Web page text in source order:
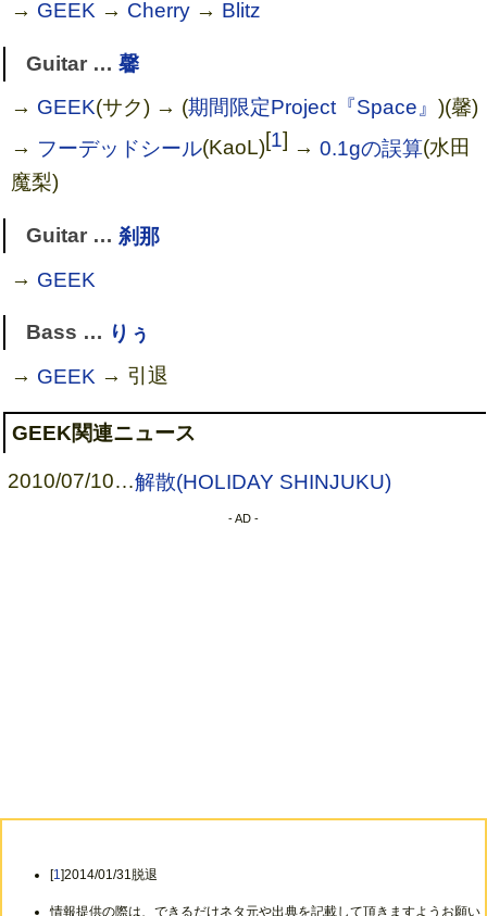
→ GEEK → Cherry → Blitz
Guitar … 馨
→ GEEK(サク) → (期間限定Project『Space』)(馨)
→ フーデッドシール(KaoL)[1] →0.1gの誤算(水田
魔梨)
Guitar … 刹那
→ GEEK
Bass … りぅ
→ GEEK → 引退
GEEK関連ニュース
2010/07/10…解散(HOLIDAY SHINJUKU)
- AD -
[1]2014/01/31脱退
情報提供の際は、できるだけネタ元や出典を記載して頂きますようお願い